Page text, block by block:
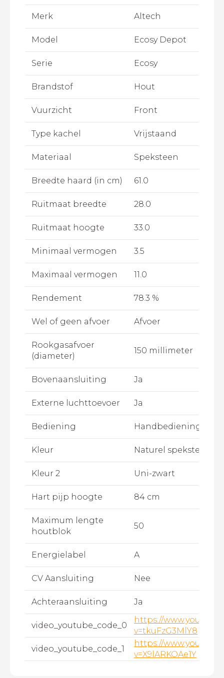
Merk Altech
Model Ecosy Depot
Serie Ecosy
Brandstof Hout
Vuurzicht Front
Type kachel Vrijstaand
Materiaal Speksteen
Breedte haard (in cm) 61.0
Ruitmaat breedte 28.0
Ruitmaat hoogte 33.0
Minimaal vermogen 3.5
Maximaal vermogen 11.0
Rendement 78.3 %
Wel of geen afvoer Afvoer
Rookgasafvoer
(diameter)
150 millimeter
Bovenaansluiting Ja
Externe luchttoevoer Ja
Bediening Handbediening
Kleur Naturel speksteen
Kleur 2 Uni-zwart
Hart pijp hoogte 84 cm
Maximum lengte
houtblok
50
Energielabel A
CV Aansluiting Nee
Achteraansluiting Ja
video_youtube_code_0
https://
v=tkuFzG3MlY8
video_youtube_code_1
https://
v=X9lARKOAe1Y